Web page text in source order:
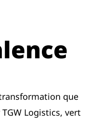
que
Logistics, vert